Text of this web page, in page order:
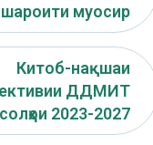
шароити муосир
Китоб-нақшаи
ДДМИТ
2023-2027